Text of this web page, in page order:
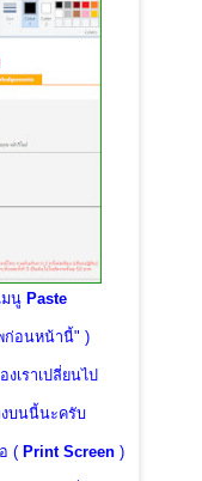
มนู Paste
ก่อนหน้านี้" )
งเราเปลี่ยนไป
บนนี้นะครับ
( Print Screen)